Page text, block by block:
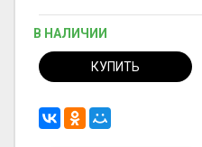
В НАЛИЧИИ
КУПИТЬ